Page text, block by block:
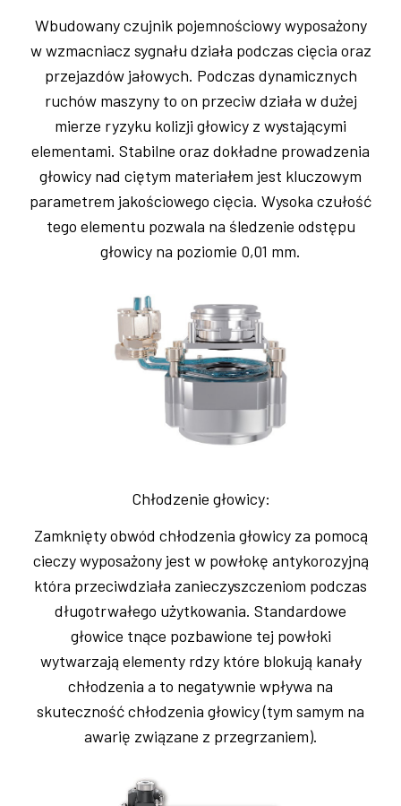
Wbudowany czujnik pojemnościowy wyposażony
w wzmacniacz sygnału działa podczas cięcia oraz
przejazdów jałowych. Podczas dynamicznych
ruchów maszyny to on przeciw działa w dużej
mierze ryzyku kolizji głowicy z wystającymi
elementami. Stabilne oraz dokładne prowadzenia
głowicy nad ciętym materiałem jest kluczowym
parametrem jakościowego cięcia. Wysoka czułość
tego elementu pozwala na śledzenie odstępu
głowicy na poziomie 0,01 mm.
Chłodzenie głowicy:
Zamknięty obwód chłodzenia głowicy za pomocą
cieczy wyposażony jest w powłokę antykorozyjną
która przeciwdziała zanieczyszczeniom podczas
długotrwałego użytkowania. Standardowe
głowice tnące pozbawione tej powłoki
wytwarzają elementy rdzy które blokują kanały
chłodzenia a to negatywnie wpływa na
skuteczność chłodzenia głowicy (tym samym na
awarię związane z przegrzaniem).